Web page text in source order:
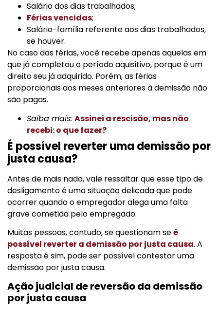
Salário dos dias trabalhados;
Férias vencidas;
Salário-família referente aos dias trabalhados,
se houver.
No caso das férias, você recebe apenas aquelas em
que já completou o período aquisitivo, porque é um
direito seu já adquirido. Porém, as férias
proporcionais aos meses anteriores à demissão não
são pagas.
Saiba mais: Assinei a rescisão, mas não
recebi: o que fazer?
É possível reverter uma demissão por
justa causa?
Antes de mais nada, vale ressaltar que esse tipo de
desligamento é uma situação delicada que pode
ocorrer quando o empregador alega uma falta
grave cometida pelo empregado.
Muitas pessoas, contudo, se questionam seé
possível reverter a demissão por justa causa. A
resposta é sim, pode ser possível contestar uma
demissão por justa causa.
Ação judicial de reversão da demissão
por justa causa